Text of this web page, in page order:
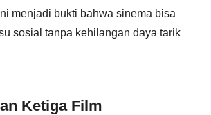
menjadi bukti bahwa sinema bisa
sosial tanpa kehilangan daya tarik
Ketiga Film